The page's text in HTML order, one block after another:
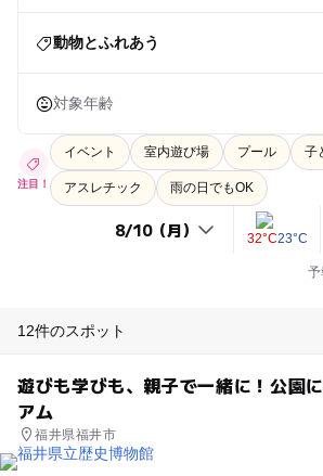
動物とふれあう
対象年齢
注目！
イベント 室内遊び場 プール 子
アスレチック 雨の日でもOK
32°C23°C
12件のスポット
遊びも学びも、親子で一緒に！公園
アム
福井県福井市